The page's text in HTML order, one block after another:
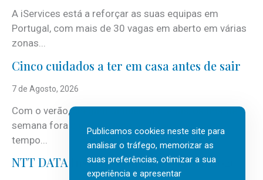
A iServices está a reforçar as suas equipas em
Portugal, com mais de 30 vagas em aberto em várias
zonas...
Cinco cuidados a ter em casa antes de sair
7 de Agosto, 2026
Com o verão, chegam também as férias, os fins-de-
semana fora e os dias em que a casa fica mais
tempo...
NTT DATA Insurtech Global Outlook 2026
Publicamos cookies neste site para
analisar o tráfego, memorizar as
suas preferências, otimizar a sua
experiência e apresentar